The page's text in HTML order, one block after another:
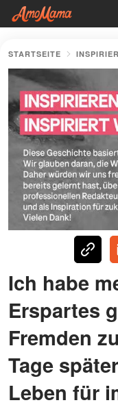
STARTSEITE
Ich habe
Erspartes
Fremden
Tage
Leben für